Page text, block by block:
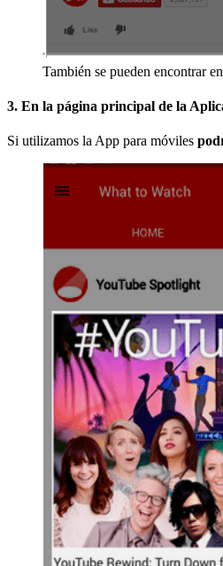
También se pueden encontrar
3. En la página principal de la
Si utilizamos la App para móviles